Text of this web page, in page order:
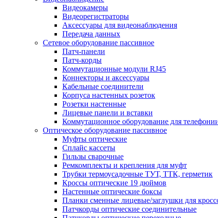
Видеокамеры
Видеорегистраторы
Аксессуары для видеонаблюдения
Передача данных
Сетевое оборудование пассивное
Патч-панели
Патч-корды
Коммутационные модули RJ45
Коннекторы и аксессуары
Кабельные соединители
Корпуса настенных розеток
Розетки настенные
Лицевые панели и вставки
Коммутационное оборудование для
Оптическое оборудование пассивное
Муфты оптические
Сплайс кассеты
Гильзы сварочные
Ремкомплекты и крепления для муфт
Трубки термоусадочные ТУТ, ТТК, герметик
Кроссы оптические 19 дюймов
Настенные оптические боксы
Планки сменные лицевые/заглушки для
Патчкорды оптические соединительные